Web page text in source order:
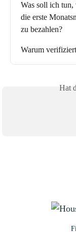
Was soll ich
die erste
zu bezahlen?
Warum
Hat